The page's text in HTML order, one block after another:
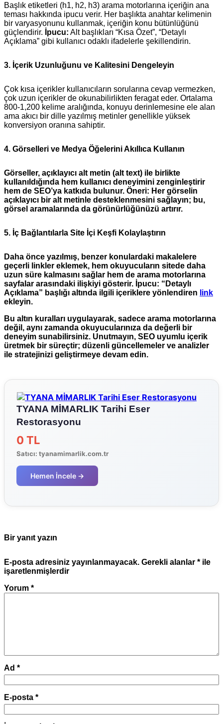
Başlık etiketleri (h1, h2, h3) arama motorlarına içeriğin ana
teması hakkında ipucu verir. Her başlıkta anahtar kelimenin
bir varyasyonunu kullanmak, içeriğin konu bütünlüğünü
güçlendirir. İpucu: Alt başlıkları “Kısa Özet”, “Detaylı
Açıklama” gibi kullanıcı odaklı ifadelerle şekillendirin.
3. İçerik Uzunluğunu ve Kalitesini Dengeleyin
Çok kısa içerikler kullanıcıların sorularına cevap vermezken,
çok uzun içerikler de okunabilirlikten feragat eder. Ortalama
800‑1,200 kelime aralığında, konuyu derinlemesine ele alan
ama akıcı bir dille yazılmış metinler genellikle yüksek
konversiyon oranına sahiptir.
4. Görselleri ve Medya Öğelerini Akıllıca Kullanın
Görseller, açıklayıcı alt metin (alt text) ile birlikte
kullanıldığında hem kullanıcı deneyimini zenginleştirir
hem de SEO’ya katkıda bulunur. Öneri: Her görselin
açıklayıcı bir alt metinle desteklenmesini sağlayın; bu,
görsel aramalarında da görünürlüğünüzü artırır.
5. İç Bağlantılarla Site İçi Keşfi Kolaylaştırın
Daha önce yazılmış, benzer konulardaki makalelere
geçerli linkler eklemek, hem okuyucuların sitede daha
uzun süre kalmasını sağlar hem de arama motorlarına
sayfalar arasındaki ilişkiyi gösterir. İpucu: “Detaylı
Açıklama” başlığı altında ilgili içeriklere yönlendiren link
ekleyin.
Bu altın kuralları uygulayarak, sadece arama motorlarına
değil, aynı zamanda okuyucularınıza da değerli bir
deneyim sunabilirsiniz. Unutmayın, SEO uyumlu içerik
üretmek bir süreçtir; düzenli güncellemeler ve analizler
ile stratejinizi geliştirmeye devam edin.
TYANA MİMARLIK Tarihi Eser
Restorasyonu
0 TL
Satıcı: tyanamimarlik.com.tr
Hemen İncele →
Bir yanıt yazın
E-posta adresiniz yayınlanmayacak. Gerekli alanlar * ile
işaretlenmişlerdir
Yorum *
Ad *
E-posta *